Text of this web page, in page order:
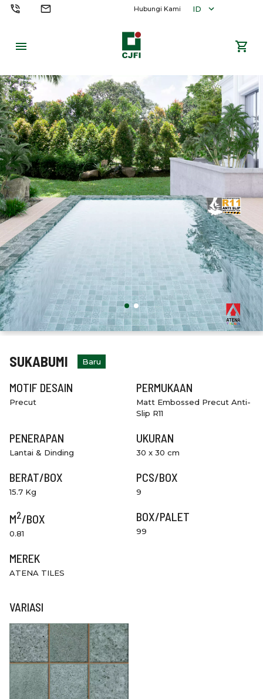
Hubungi Kami ID
SUKABUMI Baru
MOTIF DESAIN
Precut
PERMUKAAN
Matt Embossed Precut Anti-
Slip R11
PENERAPAN
Lantai & Dinding
UKURAN
30 x 30 cm
BERAT/BOX
15.7 Kg
PCS/BOX
9
M2/BOX
0.81
BOX/PALET
99
MEREK
ATENA TILES
VARIASI